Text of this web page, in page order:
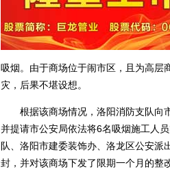
吸烟。由于商场位于闹市区，且为高层
灾，后果不堪设想。
根据该商场情况，洛阳消防支队向市
并提请市公安局依法将6名吸烟施工人
队、洛阳市建委装饰办、洛龙区公安派
封，并对该商场下发了限期一个月的整